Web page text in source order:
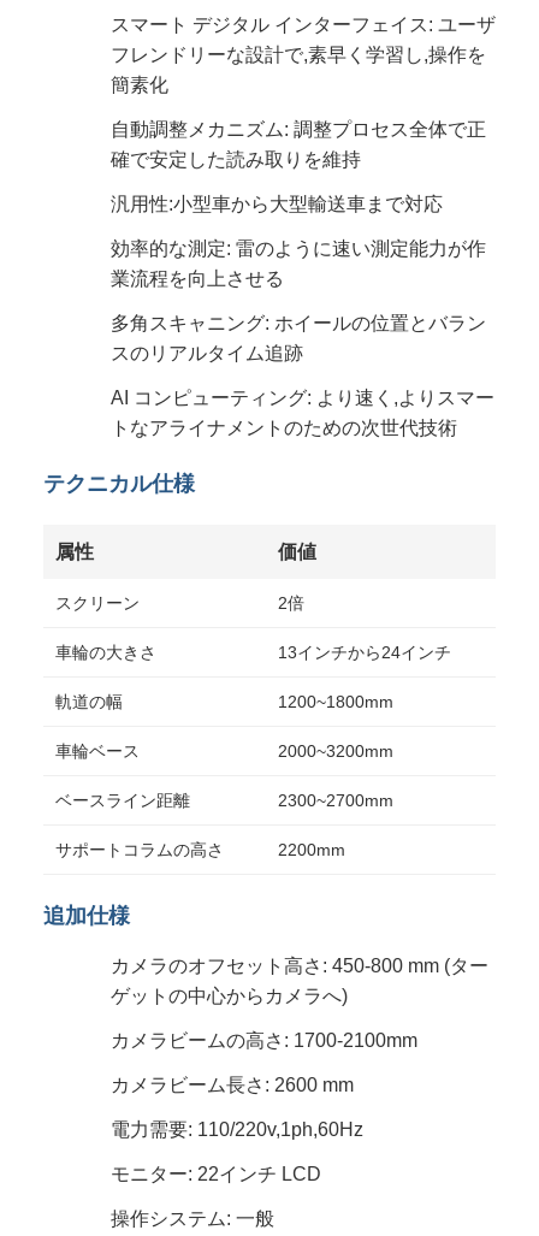
スマート デジタル インターフェイス: ユーザ
フレンドリーな設計で,素早く学習し,操作を
簡素化
自動調整メカニズム: 調整プロセス全体で正
確で安定した読み取りを維持
汎用性:小型車から大型輸送車まで対応
効率的な測定: 雷のように速い測定能力が作
業流程を向上させる
多角スキャニング: ホイールの位置とバラン
スのリアルタイム追跡
AI コンピューティング: より速く,よりスマー
トなアライナメントのための次世代技術
テクニカル仕様
属性 価値
スクリーン 2倍
車輪の大きさ 13インチから24インチ
軌道の幅 1200~1800mm
車輪ベース 2000~3200mm
ベースライン距離 2300~2700mm
サポートコラムの高さ 2200mm
追加仕様
カメラのオフセット高さ: 450-800 mm (ター
ゲットの中心からカメラへ)
カメラビームの高さ: 1700-2100mm
カメラビーム長さ: 2600 mm
電力需要: 110/220v,1ph,60Hz
モニター: 22インチ LCD
操作システム: 一般